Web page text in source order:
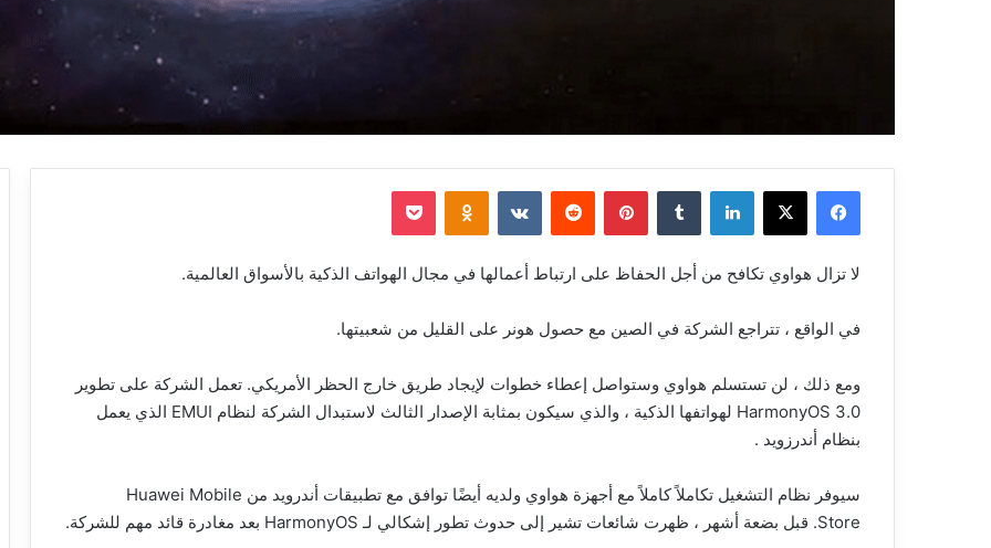
فيسبوك ‫X لينكدإن بينتيريست Odnoklassniki
‫Pocket
لا تزال هواوي تكافح من أجل الحفاظ على ارتباط أعمالها في مجال الهواتف الذكية بالأسواق العالمية.
في الواقع ، تتراجع الشركة في الصين مع حصول هونر على القليل من شعبيتها.
ومع ذلك ، لن تستسلم هواوي وستواصل إعطاء خطوات لإيجاد طريق خارج الحظر الأمريكي. تعمل الشركة على تطوير
HarmonyOS 3.0 لهواتفها الذكية ، والذي سيكون بمثابة الإصدار الثالث لاستبدال الشركة لنظام EMUI الذي يعمل
بنظام أندرزويد .
سيوفر نظام التشغيل تكاملاً كاملاً مع أجهزة هواوي ولديه أيضًا توافق مع تطبيقات أندرويد من Huawei Mobile
Store. قبل بضعة أشهر ، ظهرت شائعات تشير إلى حدوث تطور إشكالي لـ HarmonyOS بعد مغادرة قائد مهم للشركة.